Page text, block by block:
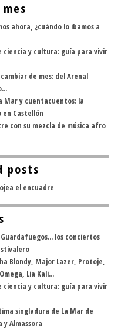
ahora, ¿cuándo lo íbamos a
ciencia y cultura: guía para vivir
de mes: del Arenal
Mar y cuentacuentos: la
Castellón
con su mezcla de música afro
posts
el encuadre
los conciertos
Blondy, Major Lazer, Protoje,
Lia Kali...
ciencia y cultura: guía para vivir
singladura de La Mar de
Almassora